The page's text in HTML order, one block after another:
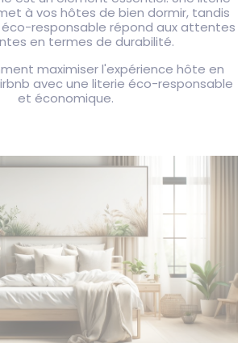
à vos hôtes de bien dormir, tandis
responsable répond aux attentes
en termes de durabilité.
maximiser l'expérience hôte en
avec une literie éco-responsable
et économique.